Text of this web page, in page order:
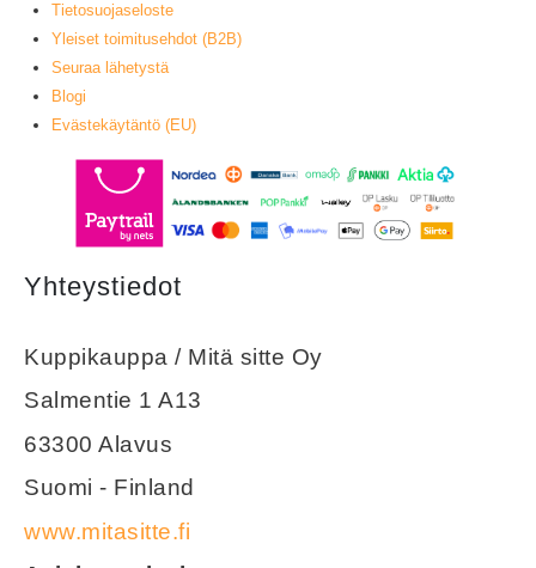
Tietosuojaseloste
Yleiset toimitusehdot (B2B)
Seuraa lähetystä
Blogi
Evästekäytäntö (EU)
Yhteystiedot
Kuppikauppa / Mitä sitte Oy
Salmentie 1 A13
63300 Alavus
Suomi - Finland
www.mitasitte.fi